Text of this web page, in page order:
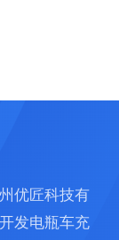
优匠科技有
发电瓶车充